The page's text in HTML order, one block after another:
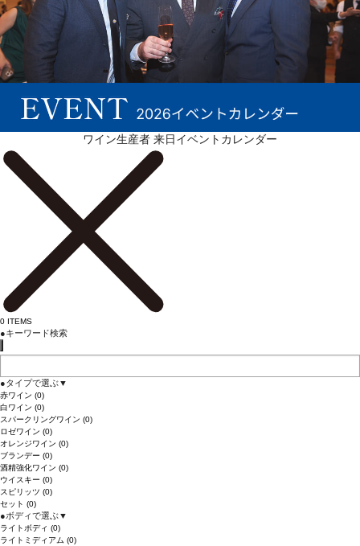
ワイン生産者 来日イベントカレンダー
0 ITEMS
●キーワード検索
●タイプで選ぶ▼
赤ワイン (0)
白ワイン (0)
スパークリングワイン (0)
ロゼワイン (0)
オレンジワイン (0)
ブランデー (0)
酒精強化ワイン (0)
ウイスキー (0)
スピリッツ (0)
セット (0)
●ボディで選ぶ▼
ライトボディ (0)
ライトミディアム (0)